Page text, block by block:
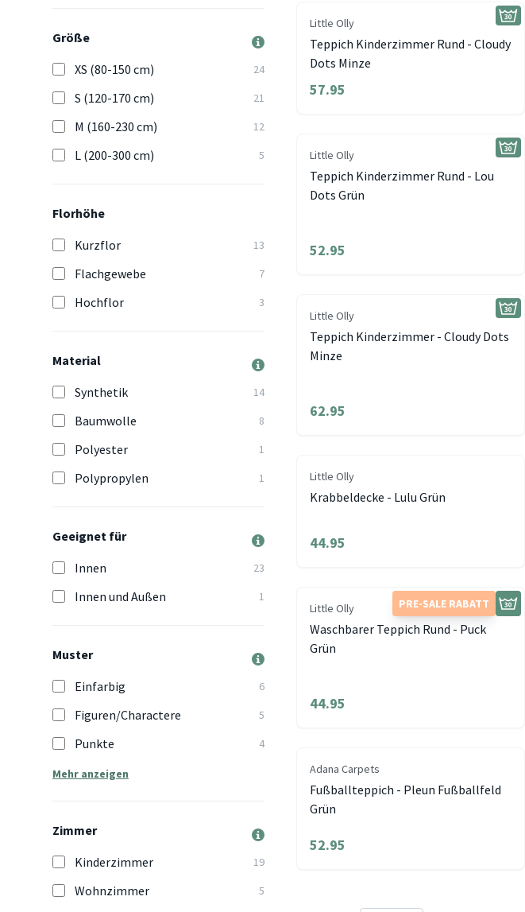
Größe
XS (80-150 cm)
24
S (120-170 cm) 21
M (160-230 cm) 12
L (200-300 cm) 5
Florhöhe
Kurzflor
13
Flachgewebe 7
Hochflor 3
Material
Synthetik
14
Baumwolle 8
Polyester 1
Polypropylen 1
Geeignet für
Innen
23
Innen und Außen 1
Muster
Einfarbig
6
Figuren/Charactere 5
Punkte 4
Mehr anzeigen
Zimmer
Kinderzimmer
19
Wohnzimmer 5
Little Olly
Teppich Kinderzimmer Rund - Cloudy
Dots Minze
57.95
Little Olly
Teppich Kinderzimmer Rund - Lou
Dots Grün
52.95
Little Olly
Teppich Kinderzimmer - Cloudy Dots
Minze
62.95
Little Olly
Krabbeldecke - Lulu Grün
44.95
PRE-SALE RABATT
Little Olly
Waschbarer Teppich Rund - Puck
Grün
44.95
Adana Carpets
Fußballteppich - Pleun Fußballfeld
Grün
52.95